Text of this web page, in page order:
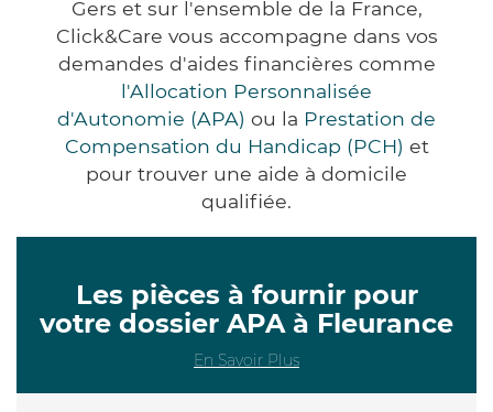
Gers et sur l'ensemble de la France,
Click&Care vous accompagne dans vos
demandes d'aides financières comme
l'Allocation Personnalisée
d'Autonomie (APA) ou la Prestation de
Compensation du Handicap (PCH) et
pour trouver une aide à domicile
qualifiée.
Les pièces à fournir pour
votre dossier APA à Fleurance
En Savoir Plus